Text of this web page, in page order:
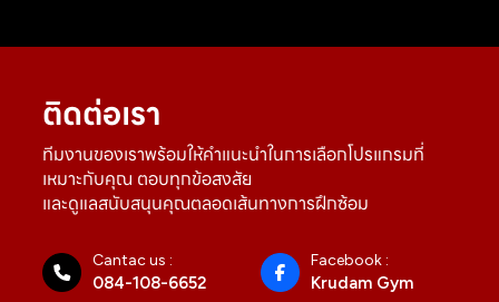
ติดต่อเรา
ทีมงานของเราพร้อมให้คำแนะนำในการเลือกโปรแกรมที่
เหมาะกับคุณ ตอบทุกข้อสงสัย
และดูแลสนับสนุนคุณตลอดเส้นทางการฝึกซ้อม
Cantac us :
084-108-6652
Facebook :
Krudam Gym